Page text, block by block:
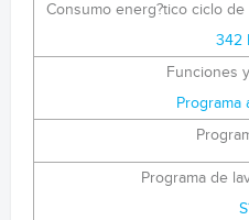
Consumo energ?tico ciclo
342
Funciones
Programa
Programa de